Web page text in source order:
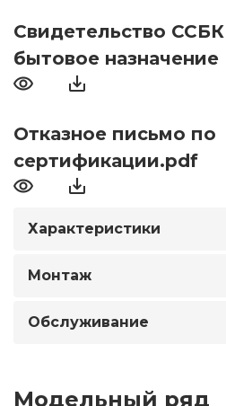
Свидетельство
бытовое назначение
Отказное письмо по
сертификации.pdf
Характеристики
Монтаж
Обслуживание
Модельный ряд